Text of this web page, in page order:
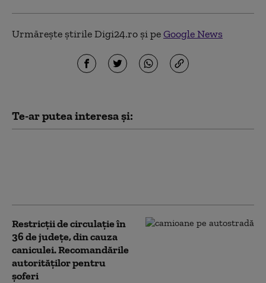
Urmărește știrile Digi24.ro și peGoogle News
Te-ar putea interesa și:
Restricții de circulație în
36 de județe, din cauza
caniculei. Recomandările
autorităților pentru
șoferi